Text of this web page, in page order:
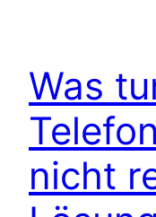
Was
nicht